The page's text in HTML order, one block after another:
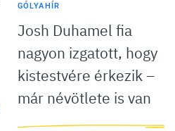
GÓLYAHÍR
Josh Duhamel fia
nagyon izgatott, hogy
kistestvére érkezik –
már névötlete is van